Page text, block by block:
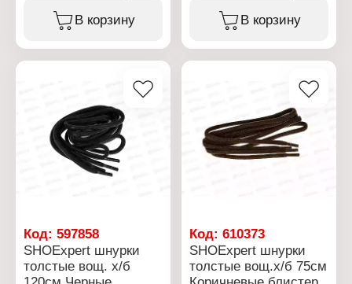
В корзину В корзину
Код: 597858
SHOExpert шнурки
толстые вощ. х/б
Код:610373
SHOExpert шнурки
толстые вощ.х/б 75см